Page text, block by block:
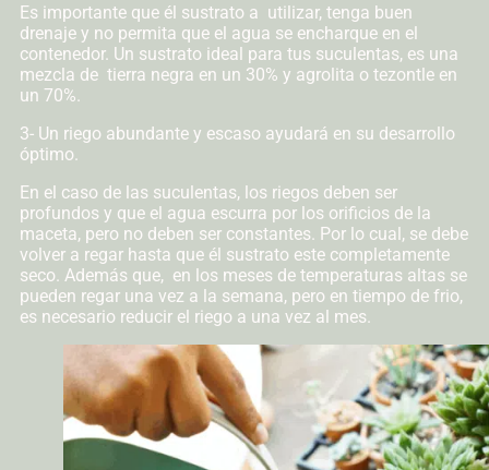
Es importante que él sustrato a utilizar, tenga buen
drenaje y no permita que el agua se encharque en el
contenedor. Un sustrato ideal para tus suculentas, es una
mezcla de tierra negra en un 30% y agrolita o tezontle en
un 70%.
3- Un riego abundante y escaso ayudará en su desarrollo
óptimo.
En el caso de las suculentas, los riegos deben ser
profundos y que el agua escurra por los orificios de la
maceta, pero no deben ser constantes. Por lo cual, se debe
volver a regar hasta que él sustrato este completamente
seco. Además que, en los meses de temperaturas altas se
pueden regar una vez a la semana, pero en tiempo de frio,
es necesario reducir el riego a una vez al mes.